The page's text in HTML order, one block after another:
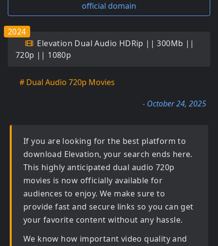
official domain
Elevation Dual Audio HDRip || 300Mb ||
720p || 1080p
2024
# Dual Audio 720p Movies
- October 24, 2025
If you are looking for the best platform to
download Elevation, your search ends here.
This highly anticipated dual audio 720p
movies is now officially available for
audiences to enjoy. We make sure to
provide fast and secure links so you can get
your favorite content without any hassle.
We know how important video quality and